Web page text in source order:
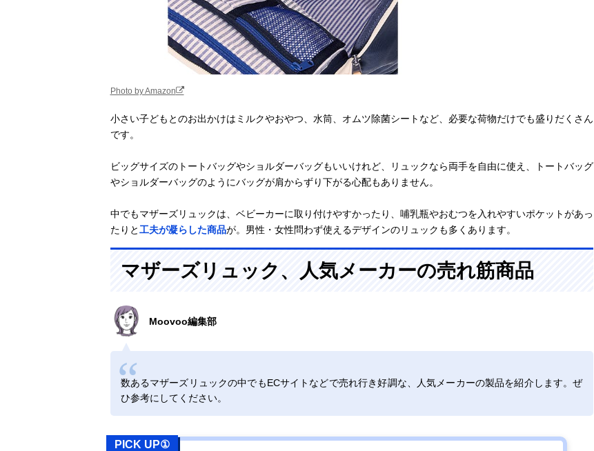
Photo by Amazon
小さい子どもとのお出かけはミルクやおやつ、水筒、オムツ除菌シートなど、必要な荷物だけでも盛りだくさん
です。
ビッグサイズのトートバッグやショルダーバッグもいいけれど、リュックなら両手を自由に使え、トートバッグ
やショルダーバッグのようにバッグが肩からずり下がる心配もありません。
中でもマザーズリュックは、ベビーカーに取り付けやすかったり、哺乳瓶やおむつを入れやすいポケットがあっ
たりと工夫が凝らした商品が。男性・女性問わず使えるデザインのリュックも多くあります。
マザーズリュック、人気メーカーの売れ筋商品
Moovoo編集部
数あるマザーズリュックの中でもECサイトなどで売れ行き好調な、人気メーカーの製品を紹介します。ぜ
ひ参考にしてください。
PICK UP①